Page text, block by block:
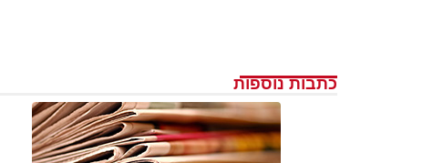
כתבות נוספות